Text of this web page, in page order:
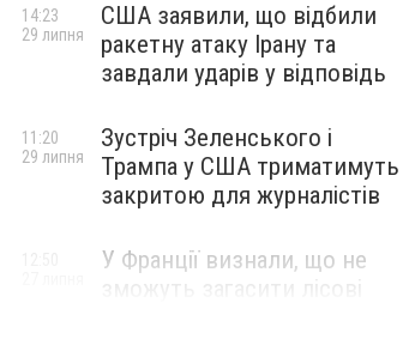
США заявили, що відбили
ракетну атаку Ірану та
завдали ударів у відповідь
14:23
29 липня
Зустріч Зеленського і
Трампа у США триматимуть
закритою для журналістів
11:20
29 липня
У Франції визнали, що не